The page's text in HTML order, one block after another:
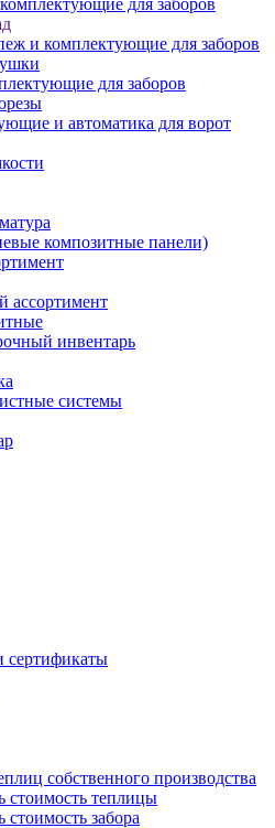
для заборов
и комплектующие для заборов
для заборов
и автоматика для ворот
композитные панели)
ассортимент
инвентарь
системы
сертификаты
собственного производства
стоимость теплицы
стоимость забора